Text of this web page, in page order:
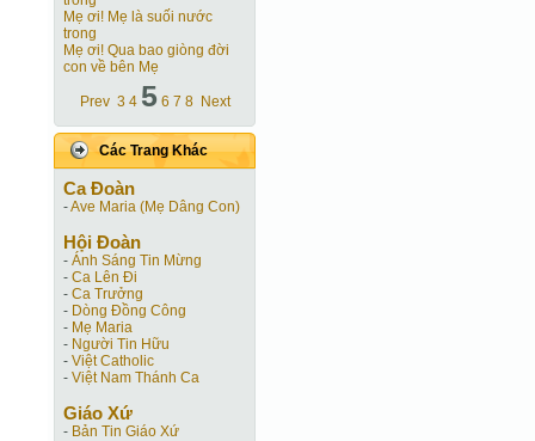
Mẹ ơi! Mẹ là suối nước
trong
Mẹ ơi! Qua bao giòng đời
con về bên Mẹ
Prev 3 4 5 6 7 8 Next
Các Trang Khác
Ca Ðoàn
-Ave Maria (Mẹ Dâng Con)
Hội Ðoàn
- Ánh Sáng Tin Mừng
- Ca Lên Đi
- Ca Trưởng
- Dòng Đồng Công
- Mẹ Maria
- Người Tin Hữu
- Việt Catholic
- Việt Nam Thánh Ca
Giáo Xứ
- Bản Tin Giáo Xứ